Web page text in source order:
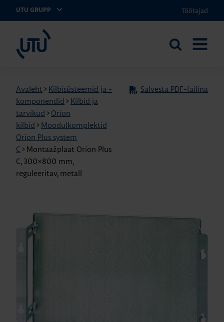
UTU GRUPP Töötajad
Otsi
Avaleht > Kilbisüsteemid ja -
komponendid > Kilbid ja
tarvikud > Orion
kilbid > Moodulkomplektid
Orion Plus system
C > Montaažplaat Orion Plus
C, 300×800 mm,
reguleeritav, metall
Salvesta PDF-failina